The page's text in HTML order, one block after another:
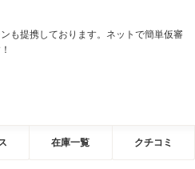
も提携しております。ネットで簡単仮審
在庫一覧 クチコミ